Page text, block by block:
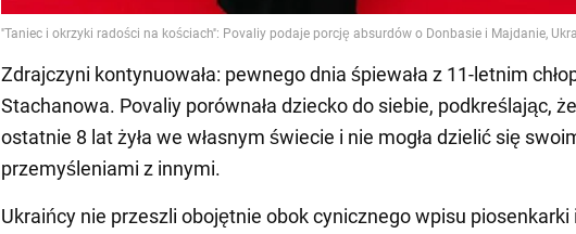
Zdrajczyni kontynuowała: pewnego dnia śpiewała z 11-letnim
Stachanowa. Povaliy porównała dziecko do siebie, podkreślając,
ostatnie 8 lat żyła we własnym świecie i nie mogła dzielić się
przemyśleniami z innymi.
Ukraińcy nie przeszli obojętnie obok cynicznego wpisu piosenkarki i